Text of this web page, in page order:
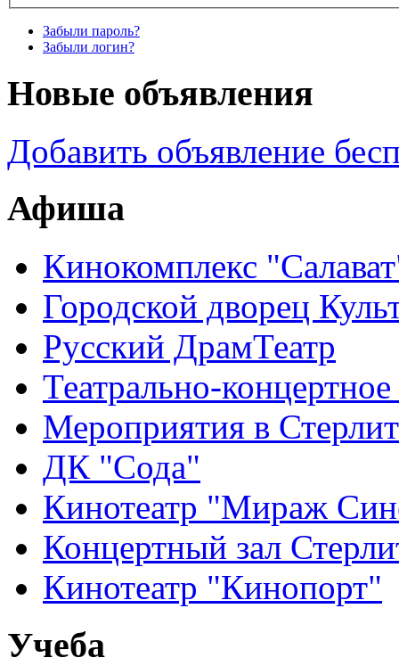
Забыли пароль?
Забыли логин?
Новые объявления
Добавить объявление
Афиша
Кинокомплекс
Городской дворец
Русский ДрамТеатр
Театрально-
Мероприятия в
ДК "Сода"
Кинотеатр "Мираж
Концертный зал
Кинотеатр "Кинопорт"
Учеба